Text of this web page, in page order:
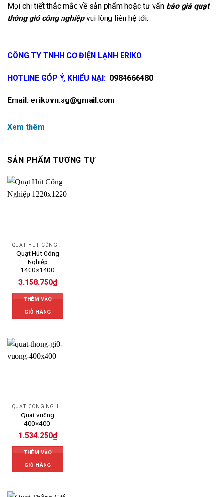
Mọi chi tiết thắc mắc về sản phẩm hoặc tư vấn báo giá quạt
thông gió công nghiệpvui lòng liên hệ tới:
CÔNG TY TNHH CƠ ĐIỆN LẠNH ERIKO
HOTLINE GÓP Ý, KHIẾU NẠI: 0984666480
Email: erikovn.sg@gmail.com
Xem thêm
SẢN PHẨM TƯƠNG TỰ
QUẠT HÚT CÔNG NGHIỆP
Quạt Hút Công
Nghiệp
1400×1400
3.158.750₫
THÊM VÀO
GIỎ HÀNG
QUẠT CÔNG NGHIỆP
Quạt vuông
400×400
1.534.250₫
THÊM VÀO
GIỎ HÀNG